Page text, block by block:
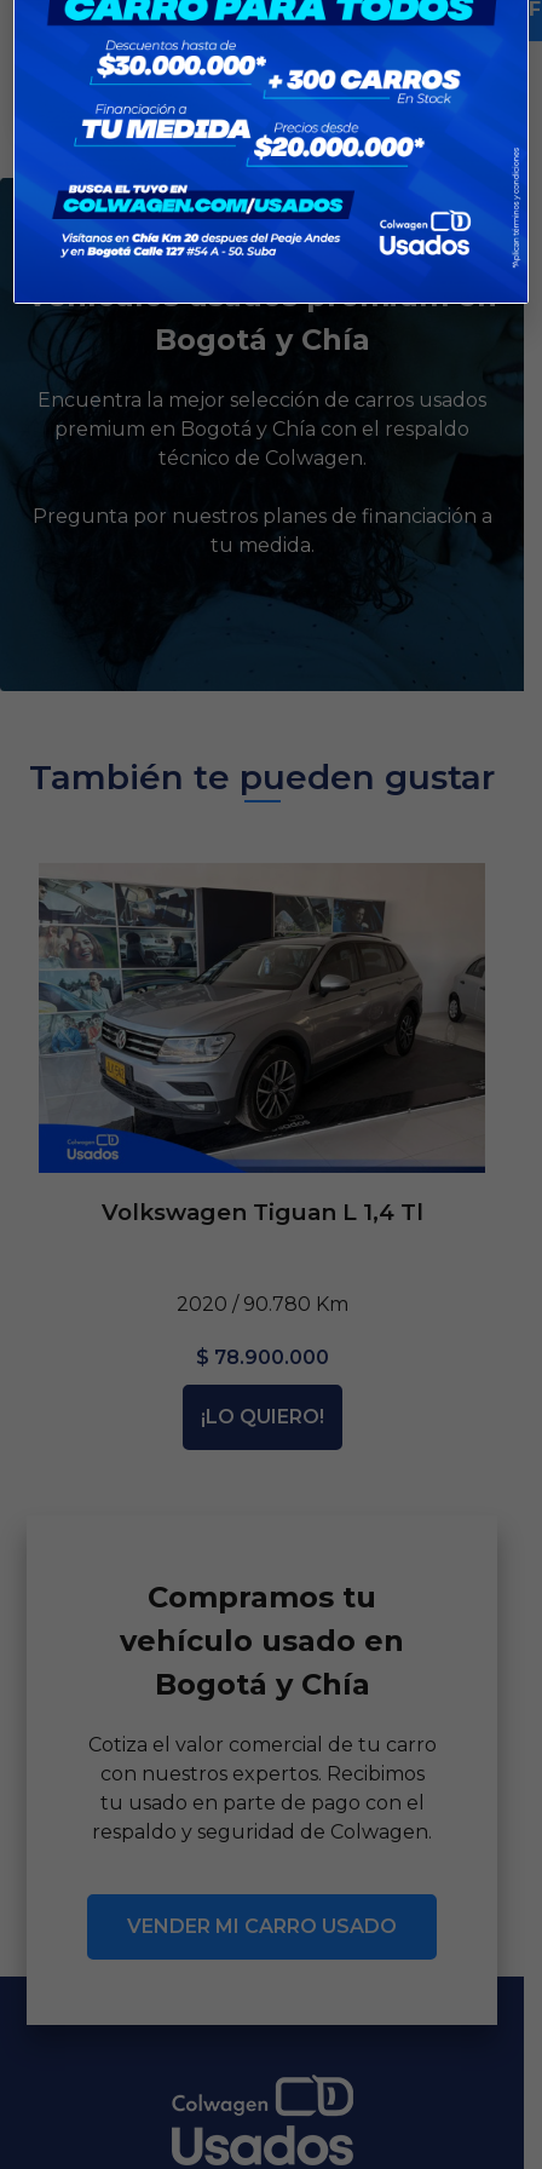
Vehículos usados premium en
Bogotá y Chía
Encuentra la mejor selección de carros usados
premium en Bogotá y Chía con el respaldo
técnico de Colwagen.
Pregunta por nuestros planes de financiación a
tu medida.
También te pueden gustar
Volkswagen Tiguan L 1,4 Tl
2020 / 90.780 Km
$ 78.900.000
¡LO QUIERO!
Compramos tu
vehículo usado en
Bogotá y Chía
Cotiza el valor comercial de tu carro
con nuestros expertos. Recibimos
tu usado en parte de pago con el
respaldo y seguridad de Colwagen.
VENDER MI CARRO USADO